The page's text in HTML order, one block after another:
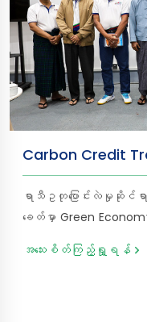
လည်း ဖြစ်ပါသည်။
အနာဂတ်ဖန်တီးဖို့
Carbon Credit
ရာသီဥတုပြောင်းလဲမှုဆို
ခေတ်မှာ Green
အနေနဲ့ ရာသီဥတုပြောင်း
အသေးစိတ်ကြည့်ရှု့ရန်